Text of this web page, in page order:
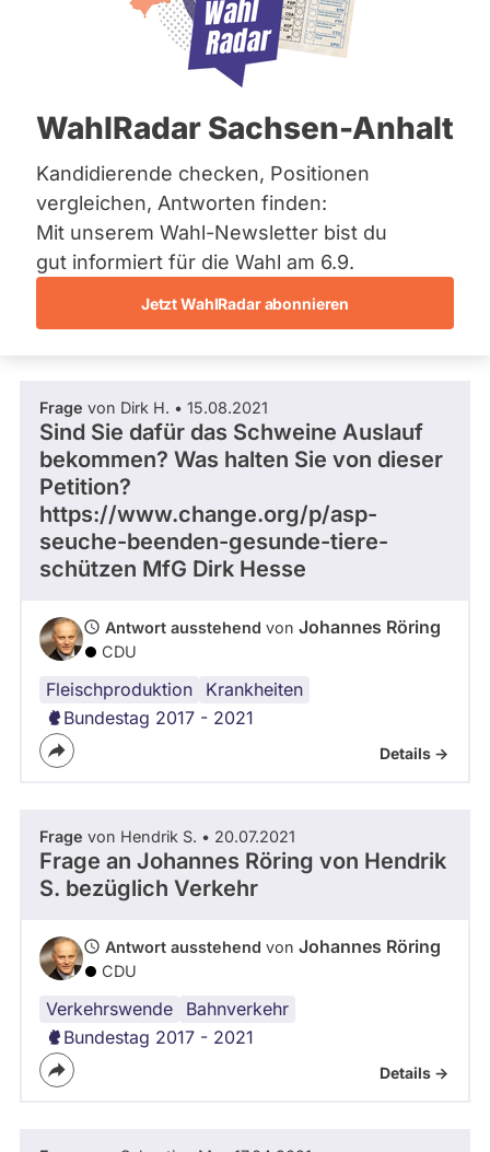
Bremen
Hamburg
Mecklenburg-Vorpommern
Nordrhein-Westfalen
Saarland
Sachsen
Sachsen-Anhalt
Sachsen-Anhalt
Schleswig-Holstein
Thüringen
Archiv
Spenden
WahlRadar Sachsen-Anhalt
Kandidierende checken, Positionen
vergleichen, Antworten finden:
Mit unserem Wahl-Newsletter bist du
gut informiert für die Wahl am 6.9.
Jetzt WahlRadar abonnieren
CDU
Dieser Politiker hat kein aktuelles und kein
zukünftiges Mandat und keine
Direktandidatur auf Landes-, Bundes- oder
Wahlliste werden bei uns nicht erfasst.
Die Fragefunktion ist für diese Person
derzeit nicht aktiv.
Politiker:innen
aktiven
oder
Mandaten
können
über
abgeordnetenwatch
befragt
werden.
Fragen und Antworten
Frage von Dirk H. • 15.08.2021
Sind Sie dafür das Schweine Auslauf
bekommen? Was halten Sie von dieser
Petition?
https://www.change.org/p/asp-
seuche-beenden-gesunde-tiere-
schützen MfG Dirk Hesse
Antwort ausstehend von Johannes Röring
CDU
Fleischproduktion
Krankheiten
Bundestag 2017 - 2021
Details ->
Frage von Hendrik S. • 20.07.2021
Frage an Johannes Röring von Hendrik
S. bezüglich Verkehr
Antwort ausstehend von Johannes Röring
CDU
Verkehrswende
Bahnverkehr
Bundestag 2017 - 2021
Details ->